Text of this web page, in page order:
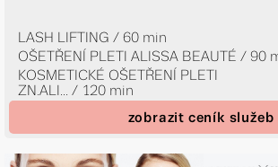
LASH LIFTING / 60 min
OŠETŘENÍ PLETI ALISSA BEAUTÉ / 90
KOSMETICKÉ OŠETŘENÍ PLETI
ZN.ALI...
/ 120 min
zobrazit ceník služeb